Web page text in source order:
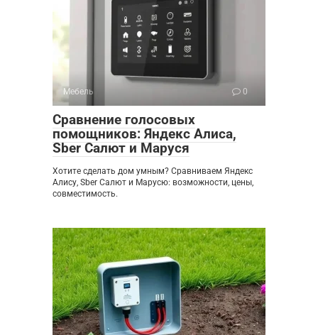
Мебель 0
Сравнение голосовых
помощников: Яндекс Алиса,
Sber Салют и Маруся
Хотите сделать дом умным? Сравниваем Яндекс
Алису, Sber Салют и Марусю: возможности, цены,
совместимость.